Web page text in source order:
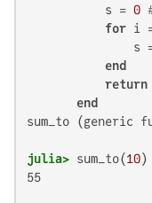
           s =
0
for i
s
end
return
end
sum_to (generic
julia> sum_to(10
55